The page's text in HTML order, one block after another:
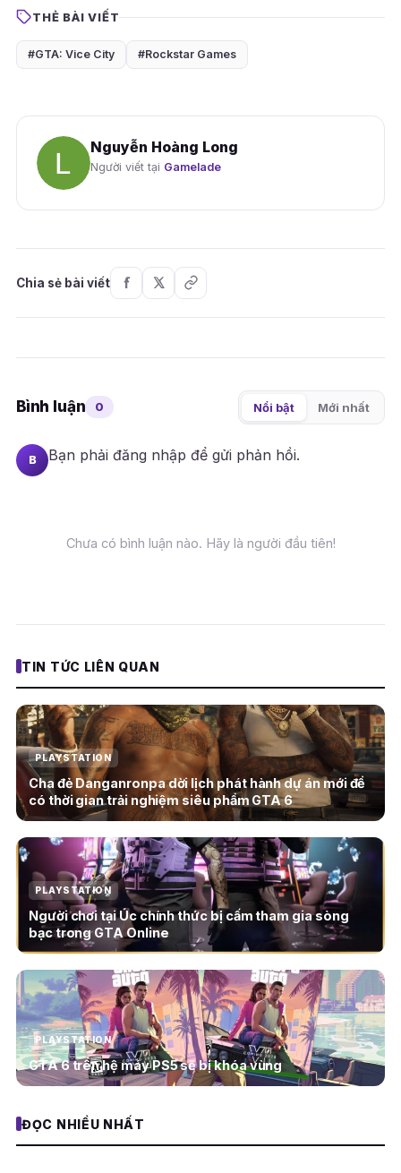
THẺ BÀI VIẾT
#GTA: Vice City #Rockstar Games
Nguyễn Hoàng Long
Người viết tại Gamelade
Chia sẻ bài viết
Bình luận 0 Nổi bật Mới nhất
B Bạn phải đăng nhập để gửi phản hồi.
Chưa có bình luận nào. Hãy là người đầu tiên!
TIN TỨC LIÊN QUAN
PLAYSTATION
Cha đẻ Danganronpa dời lịch phát hành dự án mới để
có thời gian trải nghiệm siêu phẩm GTA 6
PLAYSTATION
Người chơi tại Úc chính thức bị cấm tham gia sòng
bạc trong GTA Online
PLAYSTATION
GTA 6 trên hệ máy PS5 sẽ bị khóa vùng
ĐỌC NHIỀU NHẤT